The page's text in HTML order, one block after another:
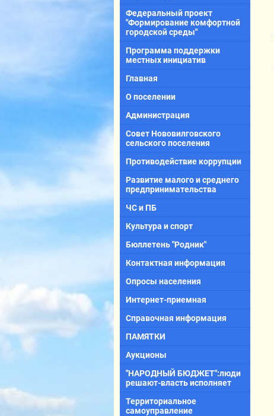
Федеральный проект
"Формирование комфортной
городской среды"
Программа поддержки
местных инициатив
Главная
О поселении
Администрация
Совет Нововилговского
сельского поселения
Противодействие коррупции
Развитие малого и среднего
предпринимательства
ЧС и ПБ
Культура и спорт
Бюллетень "Родник"
Контактная информация
Опросы населения
Интернет-приемная
Справочная информация
ПАМЯТКИ
Аукционы
"НАРОДНЫЙ БЮДЖЕТ":люди
решают-власть исполняет
Территориальное
самоуправление